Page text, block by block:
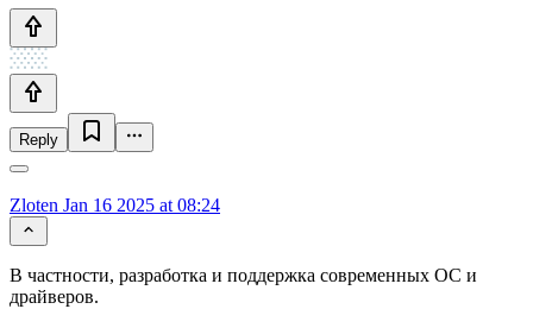
Reply
Zloten Jan 16 2025 at 08:24
В частности, разработка и поддержка современных ОС и
драйверов.